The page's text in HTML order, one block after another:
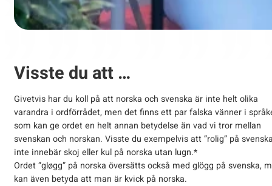
Visste du att …
Givetvis har du koll på att norska och svenska är inte helt olika
varandra i ordförrådet, men det finns ett par falska vänner i
som kan ge ordet en helt annan betydelse än vad vi tror mellan
svenskan och norskan. Visste du exempelvis att ”rolig” på
inte innebär skoj eller kul på norska utan lugn.*
Ordet ”gløgg” på norska översätts också med glögg på svenska,
kan även betyda att man är kvick på norska.